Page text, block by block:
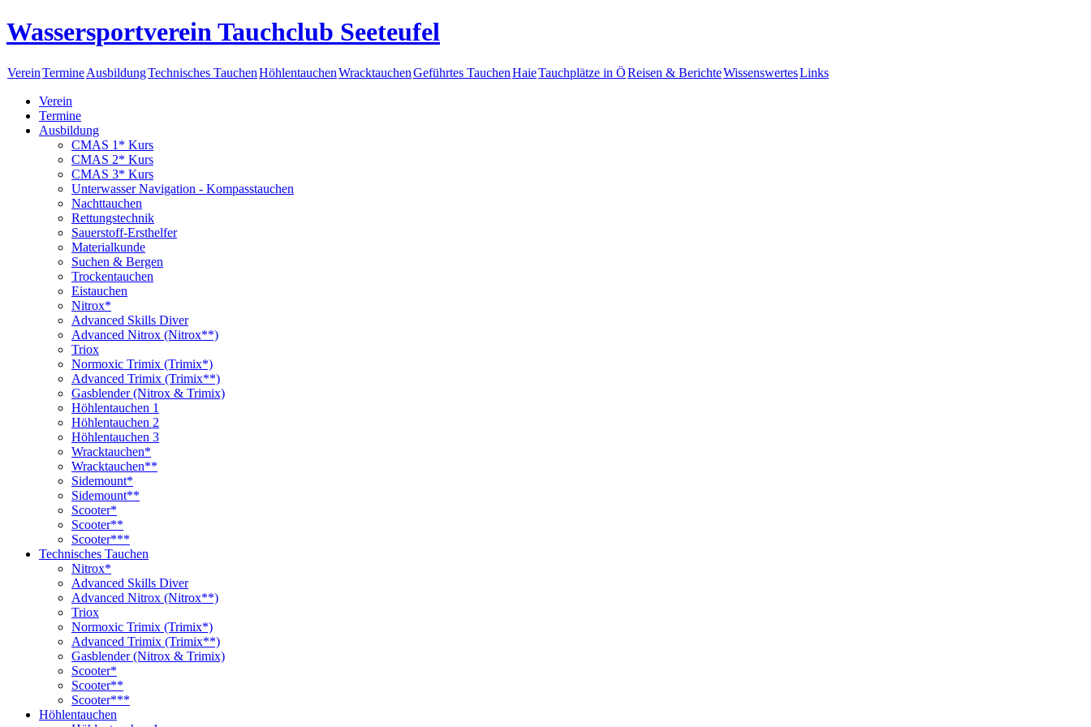
Wassersportverein Tauchclub Seeteufel
VereinTermineAusbildungTechnisches TauchenHöhlentauchenWracktauchenGeführtes TauchenHaieTauchplätze in ÖReisen & BerichteWissenswertesLinks
Verein
Termine
Ausbildung
CMAS 1* Kurs
CMAS 2* Kurs
CMAS 3* Kurs
Unterwasser Navigation - Kompasstauchen
Nachttauchen
Rettungstechnik
Sauerstoff-Ersthelfer
Materialkunde
Suchen & Bergen
Trockentauchen
Eistauchen
Nitrox*
Advanced Skills Diver
Advanced Nitrox (Nitrox**)
Triox
Normoxic Trimix (Trimix*)
Advanced Trimix (Trimix**)
Gasblender (Nitrox & Trimix)
Höhlentauchen 1
Höhlentauchen 2
Höhlentauchen 3
Wracktauchen*
Wracktauchen**
Sidemount*
Sidemount**
Scooter*
Scooter**
Scooter***
Technisches Tauchen
Nitrox*
Advanced Skills Diver
Advanced Nitrox (Nitrox**)
Triox
Normoxic Trimix (Trimix*)
Advanced Trimix (Trimix**)
Gasblender (Nitrox & Trimix)
Scooter*
Scooter**
Scooter***
Höhlentauchen